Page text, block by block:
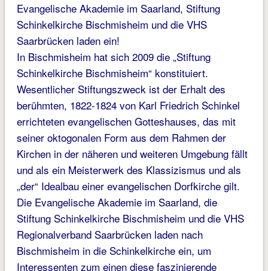
Evangelische Akademie im Saarland, Stiftung
Schinkelkirche Bischmisheim und die VHS
Saarbrücken laden ein!
In Bischmisheim hat sich 2009 die „Stiftung
Schinkelkirche Bischmisheim“ konstituiert.
Wesentlicher Stiftungszweck ist der Erhalt des
berühmten, 1822-1824 von Karl Friedrich Schinkel
errichteten evangelischen Gotteshauses, das mit
seiner oktogonalen Form aus dem Rahmen der
Kirchen in der näheren und weiteren Umgebung fällt
und als ein Meisterwerk des Klassizismus und als
„der“ Idealbau einer evangelischen Dorfkirche gilt.
Die Evangelische Akademie im Saarland, die
Stiftung Schinkelkirche Bischmisheim und die VHS
Regionalverband Saarbrücken laden nach
Bischmisheim in die Schinkelkirche ein, um
Interessenten zum einen diese faszinierende